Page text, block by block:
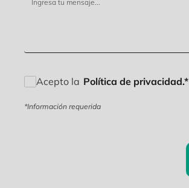
Acepto la Política de privacidad.*
*Información requerida